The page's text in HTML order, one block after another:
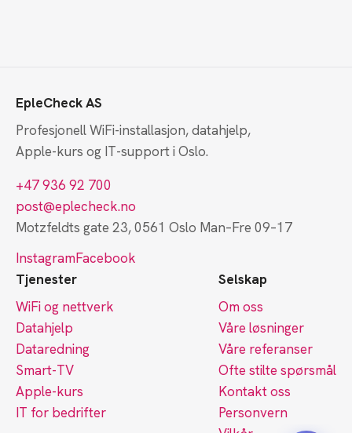
EpleCheck AS
Profesjonell WiFi-installasjon, datahjelp,
Apple-kurs og IT-support i Oslo.
+47 936 92 700
post@eplecheck.no
Motzfeldts gate 23, 0561 Oslo Man–Fre 09–17
InstagramFacebook
Tjenester
WiFi og nettverk
Datahjelp
Dataredning
Smart-TV
Apple-kurs
IT for bedrifter
Selskap
Om oss
Våre løsninger
Våre referanser
Ofte stilte spørsmål
Kontakt oss
Personvern